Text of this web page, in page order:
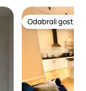
Odabrali gosti
Odabrali gosti